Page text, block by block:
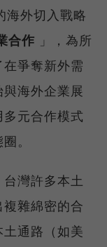
海外切入戰略
合作 」，為所
爭奪新外需
海外企業展
元合作模式
。
灣許多本土
雜綿密的合
通路（如美